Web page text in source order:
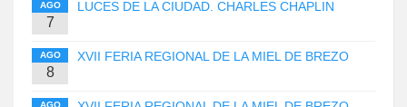
AGO
7
LUCES DE LA CIUDAD. CHARLES CHAPLIN
AGO
8
XVII FERIA REGIONAL DE LA MIEL DE BREZO
AGO